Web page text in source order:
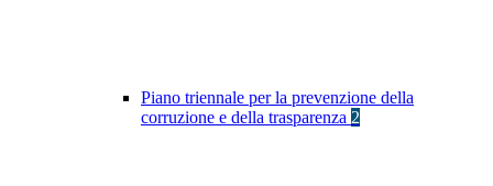
Piano triennale per la prevenzione della
corruzione e della trasparenza 2